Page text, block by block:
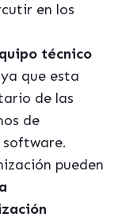
en los
técnico
que esta
de las
de
pueden